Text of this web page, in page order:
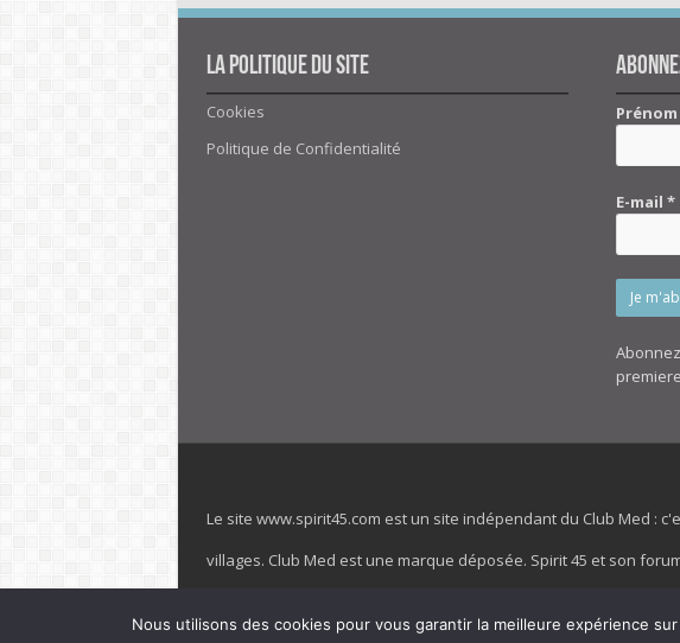
La politique du site
Cookies
Politique de Confidentialité
E-mail*
Le site www.spirit45.com est un site indépendant du Club Med :
villages. Club Med est une marque déposée. Spirit 45 et son
Nous utilisons des cookies pour vous garantir la meilleure expérience